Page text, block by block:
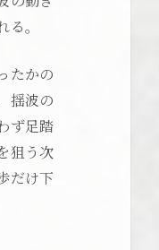
。
たかの
揺波の
ず足踏
狙う次
だけ下